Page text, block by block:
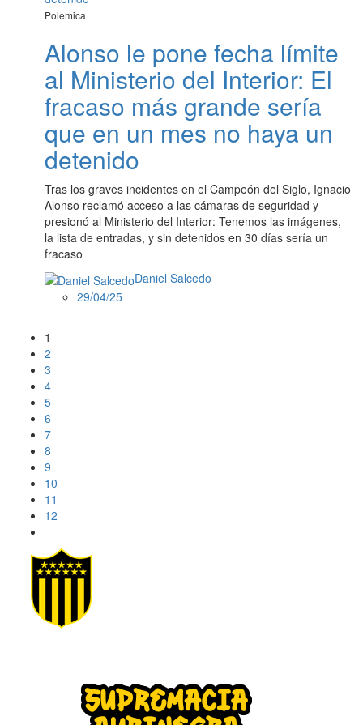
Polemica
Alonso le pone fecha límite
al Ministerio del Interior: El
fracaso más grande sería
que en un mes no haya un
detenido
Tras los graves incidentes en el Campeón del Siglo, Ignacio
Alonso reclamó acceso a las cámaras de seguridad y
presionó al Ministerio del Interior: Tenemos las imágenes,
la lista de entradas, y sin detenidos en 30 días sería un
fracaso
Daniel Salcedo
29/04/25
1
2
3
4
5
6
7
8
9
10
11
12